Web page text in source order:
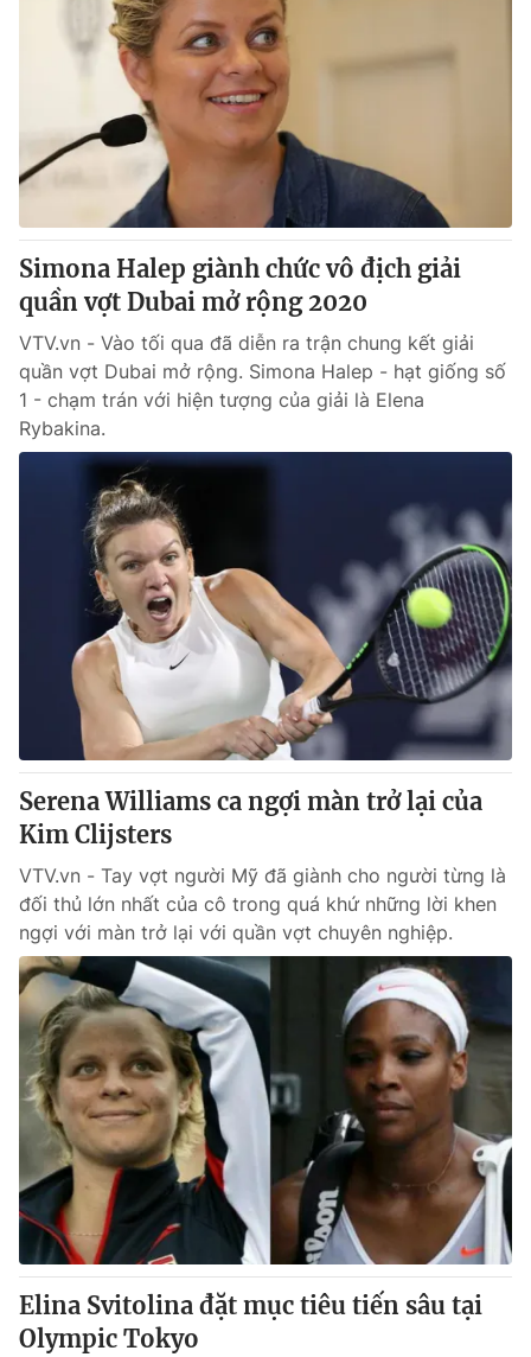
Simona Halep giành chức vô địch giải
quần vợt Dubai mở rộng 2020
VTV.vn - Vào tối qua đã diễn ra trận chung kết giải
quần vợt Dubai mở rộng. Simona Halep - hạt giống số
1 - chạm trán với hiện tượng của giải là Elena
Rybakina.
Serena Williams ca ngợi màn trở lại của
Kim Clijsters
VTV.vn - Tay vợt người Mỹ đã giành cho người từng là
đối thủ lớn nhất của cô trong quá khứ những lời khen
ngợi với màn trở lại với quần vợt chuyên nghiệp.
Elina Svitolina đặt mục tiêu tiến sâu tại
Olympic Tokyo